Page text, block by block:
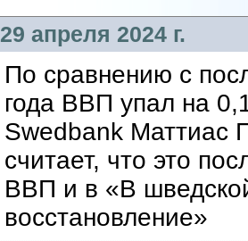
29 апреля 2024 г.
По сравнению с
года ВВП упал на
Swedbank Маттиас
считает, что это
ВВП и в «В
восстановление»